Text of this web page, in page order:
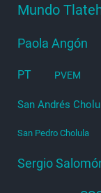
Mundo
Paola Angón
PT PVEM
San Andrés
San Pedro Cholula
Sergio